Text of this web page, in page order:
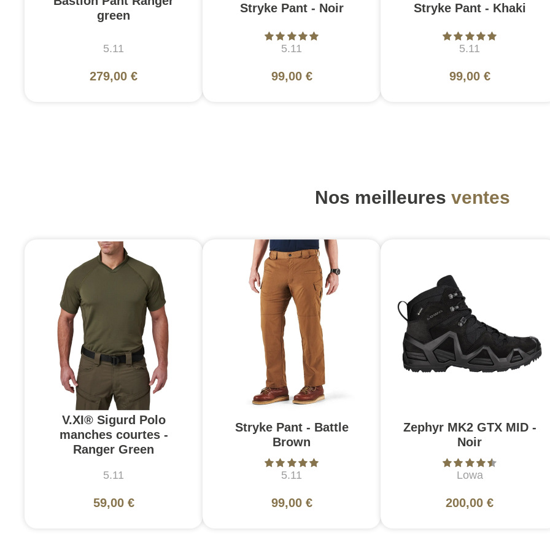
green
5.11
279,00 €
Stryke Pant - Noir
5.11
99,00 €
Stryke Pant - Khaki
5.11
99,00 €
Nos meilleures ventes
V.XI® Sigurd Polo
manches courtes -
Ranger Green
5.11
59,00 €
Stryke Pant - Battle
Brown
5.11
99,00 €
Zephyr MK2 GTX MID -
Noir
Lowa
200,00 €